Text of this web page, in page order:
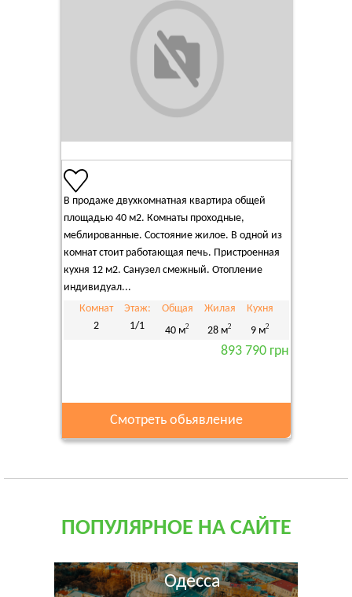
В продаже двухкомнатная квартира общей
площадью 40 м2. Комнаты проходные,
меблированные. Состояние жилое. В одной из
комнат стоит работающая печь. Пристроенная
кухня 12 м2. Санузел смежный. Отопление
индивидуал...
Комнат
2
Этаж:
1/1
Общая
40 м2
Жилая
28 м2
Кухня
9 м2
893 790 грн
Смотреть обьявление
ПОПУЛЯРНОЕ НА САЙТЕ
Одесса